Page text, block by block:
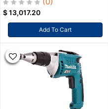
$13,017.20
Add To Cart